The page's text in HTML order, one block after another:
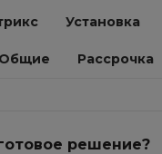
Установка
Общие Рассрочка
решение?